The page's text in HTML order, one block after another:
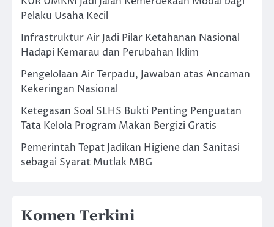
Pelaku Usaha Kecil
Infrastruktur Air Jadi Pilar Ketahanan Nasional
Hadapi Kemarau dan Perubahan Iklim
Pengelolaan Air Terpadu, Jawaban atas Ancaman
Kekeringan Nasional
Ketegasan Soal SLHS Bukti Penting Penguatan
Tata Kelola Program Makan Bergizi Gratis
Pemerintah Tepat Jadikan Higiene dan Sanitasi
sebagai Syarat Mutlak MBG
Komen Terkini